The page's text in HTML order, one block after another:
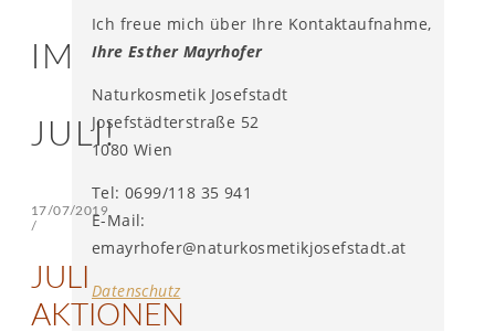
IM
JULI!
17/07/2019
/
JULI
AKTIONEN
Ich freue mich über Ihre Kontaktaufnahme,
Ihre Esther Mayrhofer
Naturkosmetik Josefstadt
Josefstädterstraße 52
1080 Wien
Tel: 0699/118 35 941
E-Mail:
emayrhofer@naturkosmetikjosefstadt.at
Datenschutz